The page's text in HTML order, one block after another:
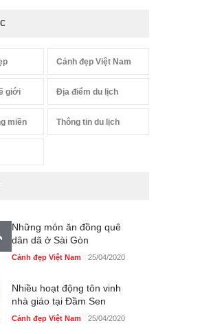
Cảnh đẹp Việt Nam
giới Địa điểm du lịch
miền Thông tin du lịch
Những món ăn đồng quê
dân dã ở Sài Gòn
Cảnh đẹp Việt Nam 25/04/2020
Nhiều hoạt động tôn vinh
nhà giáo tại Đầm Sen
Cảnh đẹp Việt Nam 25/04/2020